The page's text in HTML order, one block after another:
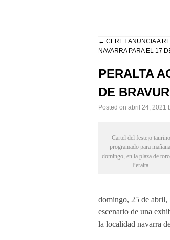
← CERET ANUNCIA A
NAVARRA PARA EL 17
PERALTA
DE
Posted on abril 24, 2021
Cartel del festejo taurino
programado para
domingo, en la plaza de
Peralta.
domingo, 25 de abril,
escenario de una
la localidad navarra